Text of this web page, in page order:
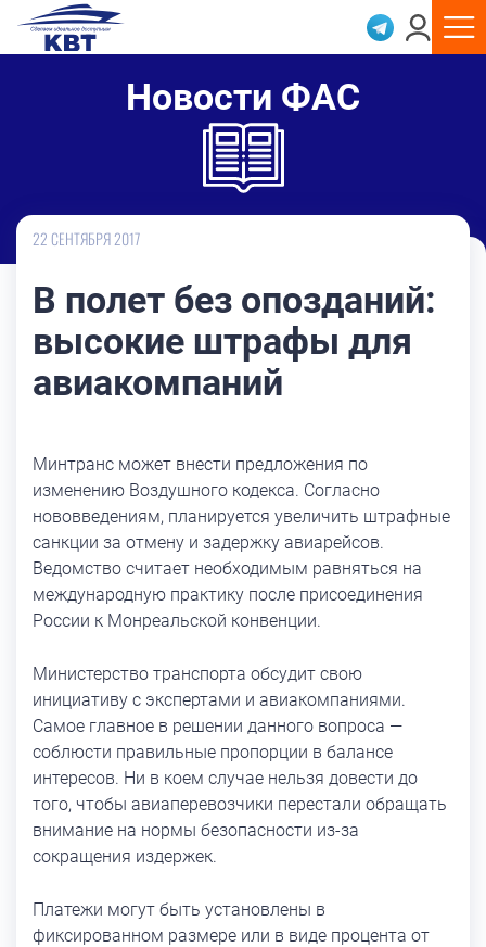
Новости ФАС
22 СЕНТЯБРЯ 2017
В полет без опозданий:
высокие штрафы для
авиакомпаний
Минтранс может внести предложения по
изменению Воздушного кодекса. Согласно
нововведениям, планируется увеличить штрафные
санкции за отмену и задержку авиарейсов.
Ведомство считает необходимым равняться на
международную практику после присоединения
России к Монреальской конвенции.
Министерство транспорта обсудит свою
инициативу с экспертами и авиакомпаниями.
Самое главное в решении данного вопроса —
соблюсти правильные пропорции в балансе
интересов. Ни в коем случае нельзя довести до
того, чтобы авиаперевозчики перестали обращать
внимание на нормы безопасности из-за
сокращения издержек.
Платежи могут быть установлены в
фиксированном размере или в виде процента от